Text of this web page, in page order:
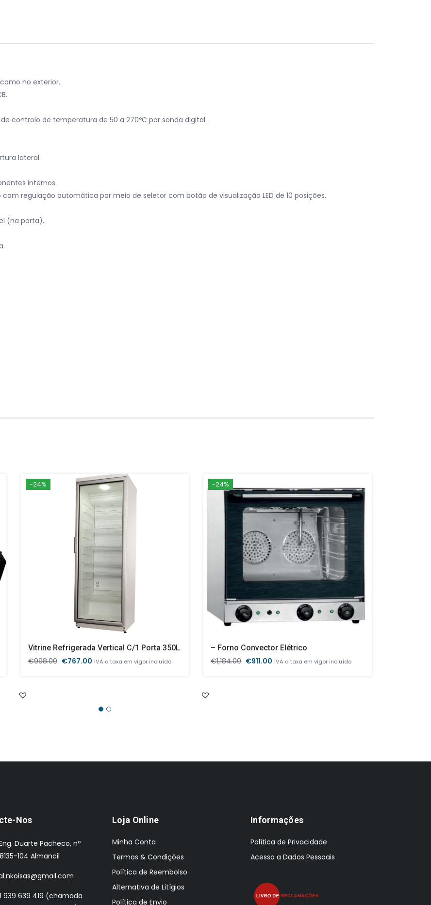
no exterior.
controlo de temperatura de 50 a 270ºC por sonda digital.
lateral.
internos.
regulação automática por meio de seletor com botão de visualização LED de 10 posições.
(na porta).
-24%
Vitrine Refrigerada Vertical C/1 Porta 350L
€998.00 O
€767.00OIVA a taxa em vigor incluído
-24%
– Forno Convector Elétrico
€1,184.00 O
€911.00 O
IVA a taxa em vigor incluído
Nos
Duarte Pacheco, nº
104 Almancil
939 639 419 (chamada
Loja Online
Minha Conta
Termos & Condições
Política de Reembolso
Alternativa de Litígios
Política de Envio
Informações
Política de Privacidade
Acesso a Dados Pessoais